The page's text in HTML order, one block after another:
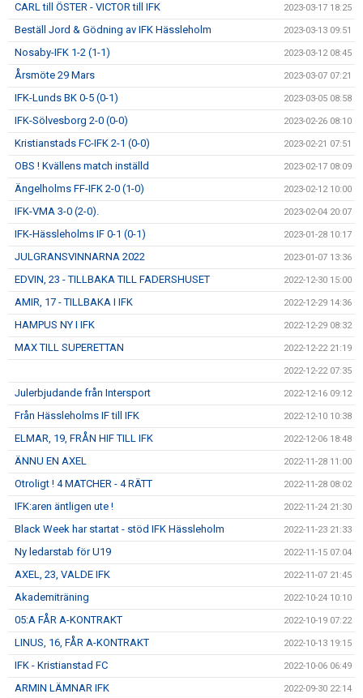
CARL till ÖSTER - VICTOR till IFK 2023-03-17 18:25
Beställ Jord & Gödning av IFK Hässleholm 2023-03-13 09:51
Nosaby-IFK 1-2 (1-1) 2023-03-12 08:45
Årsmöte 29 Mars 2023-03-07 07:21
IFK-Lunds BK 0-5 (0-1) 2023-03-05 08:58
IFK-Sölvesborg 2-0 (0-0) 2023-02-26 08:10
Kristianstads FC-IFK 2-1 (0-0) 2023-02-21 07:51
OBS ! Kvällens match inställd 2023-02-17 08:09
Ängelholms FF-IFK 2-0 (1-0) 2023-02-12 10:00
IFK-VMA 3-0 (2-0). 2023-02-04 20:07
IFK-Hässleholms IF 0-1 (0-1) 2023-01-28 10:17
JULGRANSVINNARNA 2022 2023-01-07 13:36
EDVIN, 23 - TILLBAKA TILL FADERSHUSET 2022-12-30 15:00
AMIR, 17 - TILLBAKA I IFK 2022-12-29 14:36
HAMPUS NY I IFK 2022-12-29 08:32
MAX TILL SUPERETTAN 2022-12-22 21:19
2022-12-22 07:35
Julerbjudande från Intersport 2022-12-16 09:12
Från Hässleholms IF till IFK 2022-12-10 10:38
ELMAR, 19, FRÅN HIF TILL IFK 2022-12-06 18:48
ÄNNU EN AXEL 2022-11-28 11:00
Otroligt ! 4 MATCHER - 4 RÄTT 2022-11-28 08:02
IFK:aren äntligen ute ! 2022-11-24 21:30
Black Week har startat - stöd IFK Hässleholm 2022-11-23 21:33
Ny ledarstab för U19 2022-11-15 07:04
AXEL, 23, VALDE IFK 2022-11-07 21:45
Akademiträning 2022-10-24 10:10
05:A FÅR A-KONTRAKT 2022-10-19 07:22
LINUS, 16, FÅR A-KONTRAKT 2022-10-13 19:15
IFK - Kristianstad FC 2022-10-06 06:49
ARMIN LÄMNAR IFK 2022-09-30 22:14